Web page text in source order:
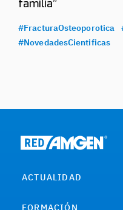
familia”
#FracturaOsteoporotica
#NovedadesCientificas
ACTUALIDAD
FORMACIÓN